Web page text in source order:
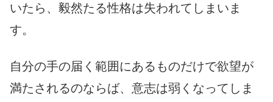
いたら、毅然たる性格は失われてしまいま
す。
自分の手の届く範囲にあるものだけで欲望が
満たされるのならば、意志は弱くなってしま